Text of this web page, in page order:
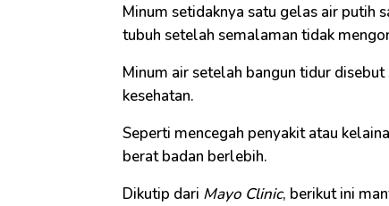
Minum setidaknya satu gelas air putih
tubuh setelah semalaman tidak
Minum air setelah bangun tidur
kesehatan.
Seperti mencegah penyakit atau
berat badan berlebih.
Dikutip dari Mayo Clinic, berikut ini